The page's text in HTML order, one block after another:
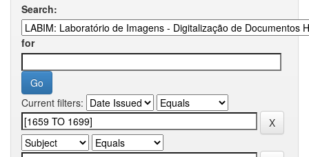
Search:
for
Current filters: